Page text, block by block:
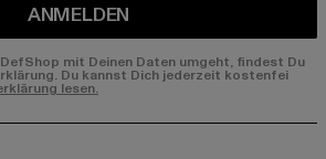
ANMELDEN
mit Deinen Daten umgeht, findest Du
Du kannst Dich jederzeit kostenfei
lesen.